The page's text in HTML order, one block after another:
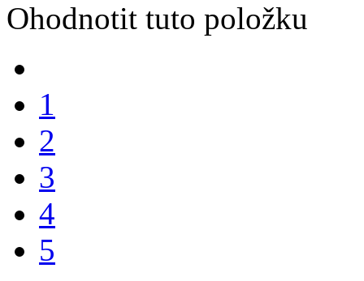
Ohodnotit tuto položku
1
2
3
4
5